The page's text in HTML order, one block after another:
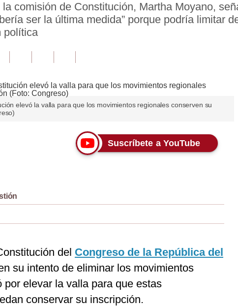
comisión de Constitución, Martha Moyano,
ser la última medida” porque podría limitar
política
elevó la valla para que los movimientos regionales conserven su
Suscríbete a YouTube
del Congreso de la República del
su intento de eliminar los movimientos
por elevar la valla para que estas
conservar su inscripción.